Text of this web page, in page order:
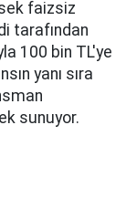
faizsiz
tarafından
100 bin TL'ye
yanı sıra
sunuyor.